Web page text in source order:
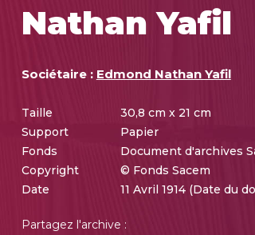
Nathan Yafil
Sociétaire : Edmond Nathan Yafil
Taille
30,8 cm x 21 cm
Support
Papier
Fonds
Document d'archives
Copyright
© Fonds Sacem
Date
11 Avril 1914 (Date du
Partagez l'archive :